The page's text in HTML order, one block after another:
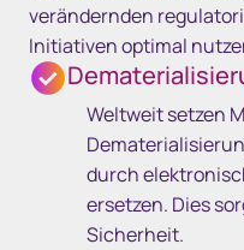
verändernden
Initiativen optimal
Weltweit setzen
durch
ersetzen. Dies
Sicherheit.